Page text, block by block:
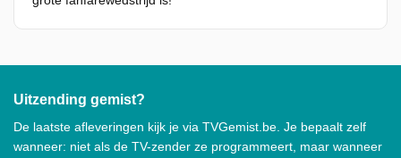
Uitzending gemist?
De laatste afleveringen kijk je via TVGemist.be. Je bepaalt zelf
wanneer: niet als de TV-zender ze programmeert, maar wanneer